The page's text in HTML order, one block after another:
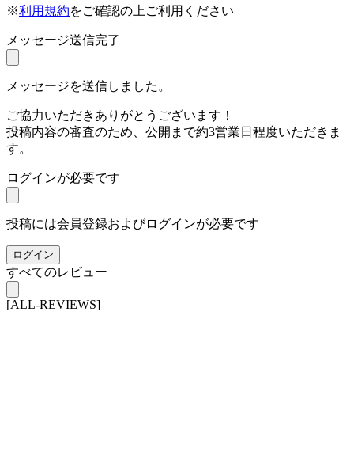
※利用規約をご確認の上ご利用ください
メッセージ送信完了
メッセージを送信しました。
ご協力いただきありがとうございます！
投稿内容の審査のため、公開まで約3営業日程度いただきま
す。
ログインが必要です
投稿には会員登録およびログインが必要です
ログイン
すべてのレビュー
[ALL-REVIEWS]